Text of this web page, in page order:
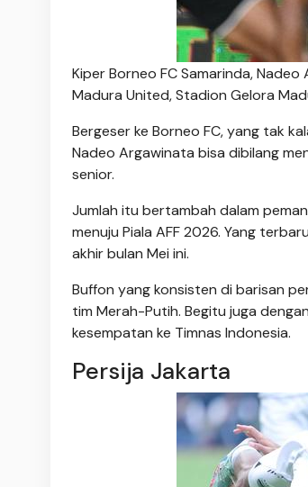
Kiper Borneo FC Samarinda,
Madura United, Stadion Gelora
Bergeser ke Borneo FC, yang tak
Nadeo Argawinata bisa dibilang
senior.
Jumlah itu bertambah dalam
menuju Piala AFF 2026. Yang
akhir bulan Mei ini.
Buffon yang konsisten di barisan
tim Merah-Putih. Begitu juga
kesempatan ke Timnas Indonesia.
Persija Jakarta